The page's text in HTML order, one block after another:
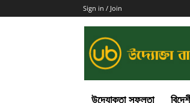
Sign in / Join
উদ্যোক্তা সফলতা